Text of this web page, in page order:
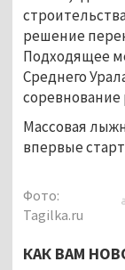
решение
Подходящее
Среднего
Массовая
впервые
Фото:
Tagilka.ru
КАК ВАМ